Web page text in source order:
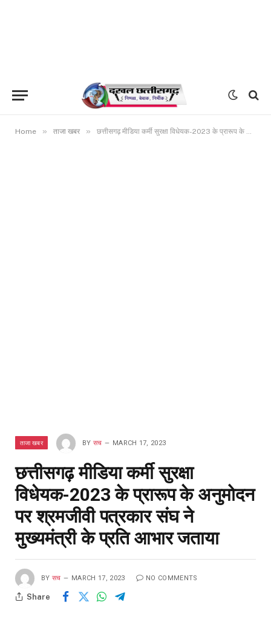
Home » ताजा खबर » छत्तीसगढ़ मीडिया कर्मी सुरक्षा विधेयक-2023 के प्रारूप के अनुमोदन पर श्रमजीवी पत्रकार संघ ने मुख्यमंत्री के प्रति आभार जताया
ताजा खबर BY सच MARCH 17, 2023
छत्तीसगढ़ मीडिया कर्मी सुरक्षा
विधेयक-2023 के प्रारूप के अनुमोदन
पर श्रमजीवी पत्रकार संघ ने
मुख्यमंत्री के प्रति आभार जताया
BY सच MARCH 17, 2023 NO COMMENTS
Share